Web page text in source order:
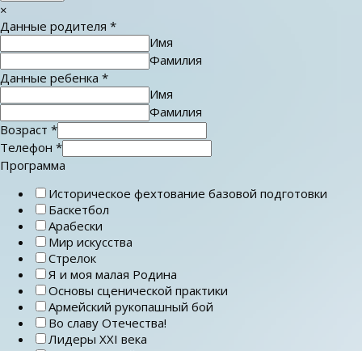
×
Данные родителя *
Имя
Фамилия
Данные ребенка *
Имя
Фамилия
Возраст *
Телефон *
Программа
Историческое фехтование базовой подготовки
Баскетбол
Арабески
Мир искусства
Стрелок
Я и моя малая Родина
Основы сценической практики
Армейский рукопашный бой
Во славу Отечества!
Лидеры ХХI века